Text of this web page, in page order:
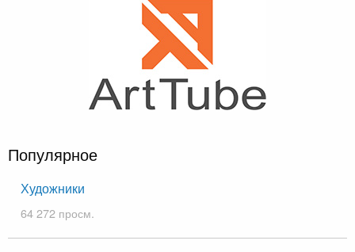
Популярное
Художники
64 272 просм.